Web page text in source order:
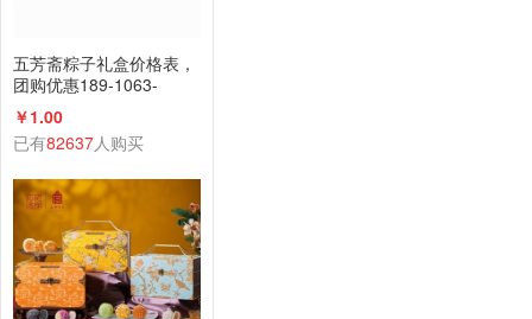
五芳斋粽子礼盒价格表，
团购优惠189-1063-
2198(微信同号)
￥1.00
已有82637人购买